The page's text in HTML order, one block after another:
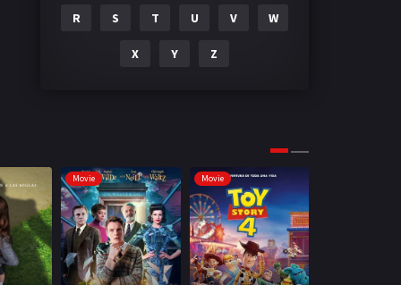
R S T U V W
X Y Z
Movie Movie